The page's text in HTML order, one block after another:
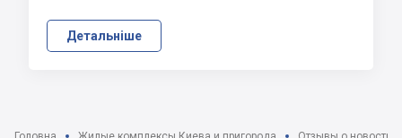
Детальніше